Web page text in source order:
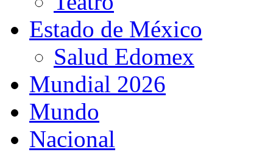
Estado de México
Salud Edomex
Mundial 2026
Mundo
Nacional